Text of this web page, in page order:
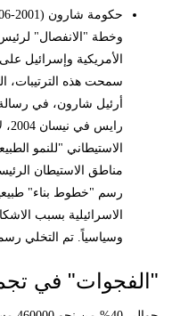
وخطة "الانفصال" لرئيس
الأمريكية وإسرائيل
سمحت هذه الترتيبات،
أرئيل شارون، في
الاستيطاني "للنمو
مناطق الاستيطان
رسم "خطوط بناء"
الاسرائيلية بسبب
وسياسياً. تم التخلي
"الفجوات" في